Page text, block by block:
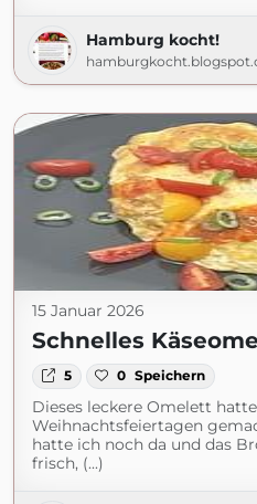
Hamburg kocht!
15 Januar 2026
Schnelles
5 0 Speichern
Dieses leckere Omelett
Weihnachtsfeiertagen
hatte ich noch da und das
frisch, (...)